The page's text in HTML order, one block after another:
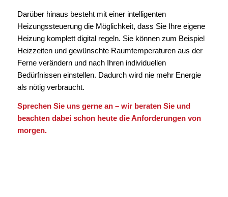
Darüber hinaus besteht mit einer intelligenten
Heizungssteuerung die Möglichkeit, dass Sie Ihre eigene
Heizung komplett digital regeln. Sie können zum Beispiel
Heizzeiten und gewünschte Raumtemperaturen aus der
Ferne verändern und nach Ihren individuellen
Bedürfnissen einstellen. Dadurch wird nie mehr Energie
als nötig verbraucht.
Sprechen Sie uns gerne an – wir beraten Sie und
beachten dabei schon heute die Anforderungen von
morgen.